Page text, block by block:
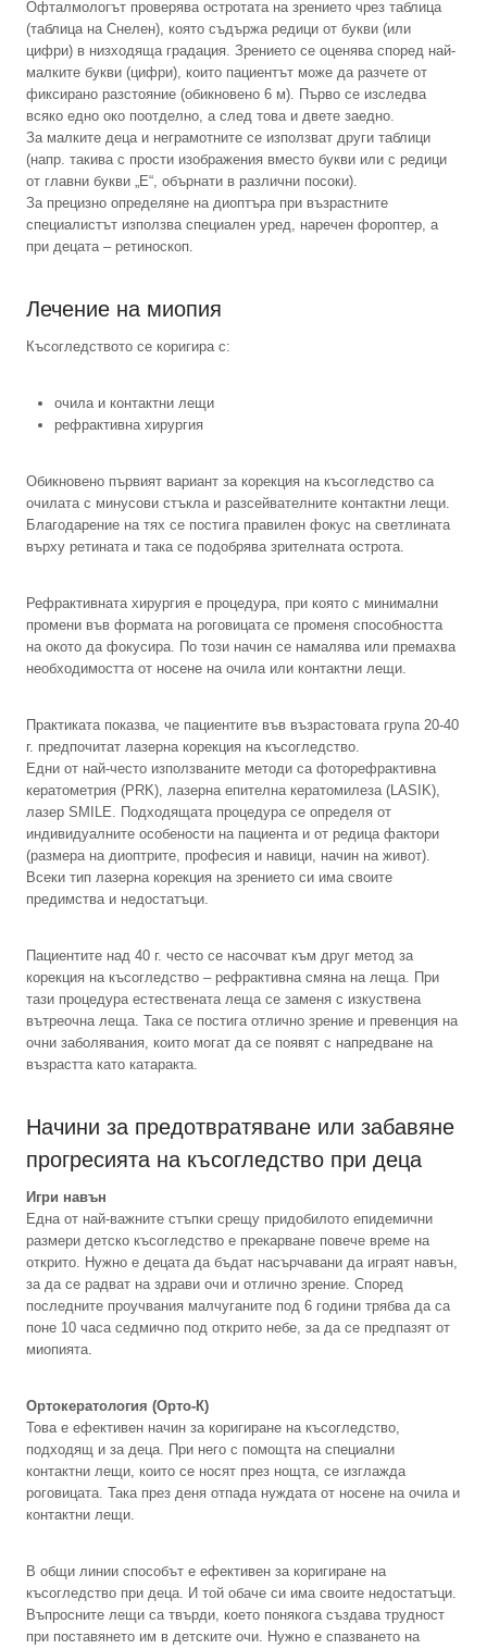
Офталмологът проверява остротата на зрението чрез таблица
(таблица на Снелен), която съдържа редици от букви (или
цифри) в низходяща градация. Зрението се оценява според най-
малките букви (цифри), които пациентът може да разчете от
фиксирано разстояние (обикновено 6 м). Първо се изследва
всяко едно око поотделно, а след това и двете заедно.
За малките деца и неграмотните се използват други таблици
(напр. такива с прости изображения вместо букви или с редици
от главни букви „Е“, обърнати в различни посоки).
За прецизно определяне на диоптъра при възрастните
специалистът използва специален уред, наречен фороптер, а
при децата – ретиноскоп.
Лечение на миопия
Късогледството се коригира с:
очила и контактни лещи
рефрактивна хирургия
Обикновено първият вариант за корекция на късогледство са
очилата с минусови стъкла и разсейвателните контактни лещи.
Благодарение на тях се постига правилен фокус на светлината
върху ретината и така се подобрява зрителната острота.
Рефрактивната хирургия е процедура, при която с минимални
промени във формата на роговицата се променя способността
на окото да фокусира. По този начин се намалява или премахва
необходимостта от носене на очила или контактни лещи.
Практиката показва, че пациентите във възрастовата група 20-40
г. предпочитат лазерна корекция на късогледство.
Едни от най-често използваните методи са фоторефрактивна
кератометрия (PRK), лазерна епителна кератомилеза (LASIK),
лазер SMILE. Подходящата процедура се определя от
индивидуалните особености на пациента и от редица фактори
(размера на диоптрите, професия и навици, начин на живот).
Всеки тип лазерна корекция на зрението си има своите
предимства и недостатъци.
Пациентите над 40 г. често се насочват към друг метод за
корекция на късогледство – рефрактивна смяна на леща. При
тази процедура естествената леща се заменя с изкуствена
вътреочна леща. Така се постига отлично зрение и превенция на
очни заболявания, които могат да се появят с напредване на
възрастта като катаракта.
Начини за предотвратяване или забавяне
прогресията на късогледство при деца
Игри навън
Една от най-важните стъпки срещу придобилото епидемични
размери детско късогледство е прекарване повече време на
открито. Нужно е децата да бъдат насърчавани да играят навън,
за да се радват на здрави очи и отлично зрение. Според
последните проучвания малчуганите под 6 години трябва да са
поне 10 часа седмично под открито небе, за да се предпазят от
миопията.
Ортокератология (Орто-К)
Това е ефективен начин за коригиране на късогледство,
подходящ и за деца. При него с помощта на специални
контактни лещи, които се носят през нощта, се изглажда
роговицата. Така през деня отпада нуждата от носене на очила и
контактни лещи.
В общи линии способът е ефективен за коригиране на
късогледство при деца. И той обаче си има своите недостатъци.
Въпросните лещи са твърди, което понякога създава трудност
при поставянето им в детските очи. Нужно е спазването на